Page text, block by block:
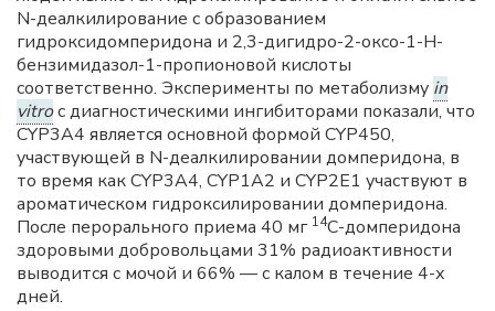
N-деалкилирование с образованием
гидроксидомперидона и 2,3-дигидро-2-оксо-1-Н-
бензимидазол-1-пропионовой кислоты
соответственно. Эксперименты по метаболизму in
vitroс диагностическими ингибиторами показали, что
CYP3A4 является основной формой CYP450,
участвующей в N-деалкилировании домперидона, в
то время как CYP3A4, CYP1A2 и CYP2E1 участвуют в
ароматическом гидроксилировании домперидона.
После перорального приема 40 мг 14С-домперидона
здоровыми добровольцами 31% радиоактивности
выводится с мочой и 66% — с калом в течение 4-х
дней.